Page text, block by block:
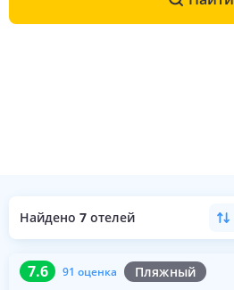
Найдено 7 отелей
7.6 91 оценка Пляжный
7.6 91 оценка